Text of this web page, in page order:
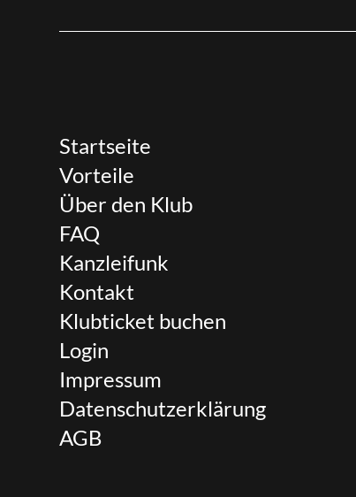
Startseite
Vorteile
Über den Klub
FAQ
Kanzleifunk
Kontakt
Klubticket buchen
Login
Impressum
Datenschutzerklärung
AGB